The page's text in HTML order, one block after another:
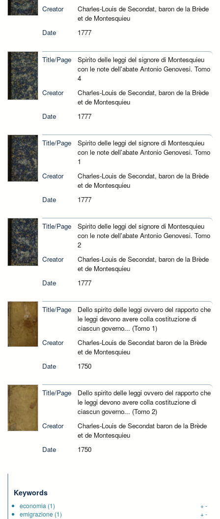
Creator
Charles-Louis de Secondat, baron de la Brède
et de Montesquieu
Date
1777
Title/Page
Spirito delle leggi del signore di Montesquieu
con le note dell'abate Antonio Genovesi. Tomo
4
Creator
Charles-Louis de Secondat, baron de la Brède
et de Montesquieu
Date
1777
Title/Page
Spirito delle leggi del signore di Montesquieu
con le note dell'abate Antonio Genovesi. Tomo
1
Creator
Charles-Louis de Secondat, baron de la Brède
et de Montesquieu
Date
1777
Title/Page
Spirito delle leggi del signore di Montesquieu
con le note dell'abate Antonio Genovesi. Tomo
2
Creator
Charles-Louis de Secondat, baron de la Brède
et de Montesquieu
Date
1777
Title/Page
Dello spirito delle leggi ovvero del rapporto che
le leggi devono avere colla costituzione di
ciascun governo... (Tomo 1)
Creator
Charles-Louis de Secondat baron de la Brède
et de Montesquieu
Date
1750
Title/Page
Dello spirito delle leggi ovvero del rapporto che
le leggi devono avere colla costituzione di
ciascun governo... (Tomo 2)
Creator
Charles-Louis de Secondat baron de la Brède
et de Montesquieu
Date
1750
Keywords
economia (1) +-
emigrazione (1) +-